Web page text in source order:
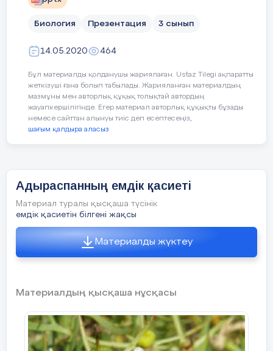
ҚЫЗЫЛОРДА ОБЫЛЫСЫ, ҚАЗАЛЫ
Таласбек Айару
«АРА БАЛЫНЫҢ ЕМДІК
ҚАСИЕТТЕРІ» АТТЫ
ҒЫЛЫМИ ЖОБАСЫНА ПІКІР
пайдасы жайында. Оқушы өзі зерттеген
деректер негізінде Шығыс өңірінде
аралардың пайда болу тарихы, ара
шаруашылығының даму кезеңдері жан-
5 слайд
8 слайд
Биология Презентация 3 сынып
14.05.2020 464
Бұл материалды қолданушы жариялаған. Ustaz Tilegi ақпаратты
жеткізуші ғана болып табылады. Жарияланған материалдың
мазмұны мен авторлық құқық толықтай автордың
жауапкершілігінде. Егер материал авторлық құқықты бұзады
немесе сайттан алынуы тиіс деп есептесеңіз,
шағым қалдыра аласыз
Адыраспанның емдік қасиеті
Материал туралы қысқаша түсінік
емдік қасиетін білгені жақсы
Материалды жүктеу
Материалдың қысқаша нұсқасы